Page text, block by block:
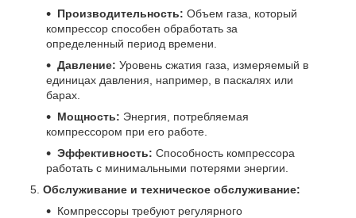
Производительность: Объем газа, который
компрессор способен обработать за
определенный период времени.
Давление: Уровень сжатия газа, измеряемый в
единицах давления, например, в паскалях или
барах.
Мощность: Энергия, потребляемая
компрессором при его работе.
Эффективность: Способность компрессора
работать с минимальными потерями энергии.
Обслуживание и техническое обслуживание:
Компрессоры требуют регулярного